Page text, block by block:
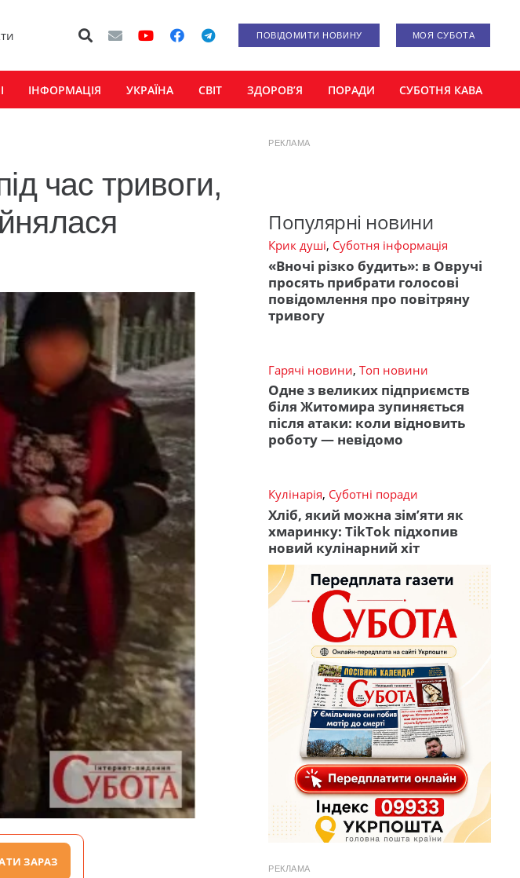
ПОВІДОМИТИ НОВИНУ МОЯ СУБОТА
ІНФОРМАЦІЯ УКРАЇНА СВІТ ЗДОРОВ’Я ПОРАДИ СУБОТНЯ КАВА
час тривоги,
ЗАРАЗ
РЕКЛАМА
Популярні новини
Крик душі, Суботня інформація
«Вночі різко будить»: в Овручі
просять прибрати голосові
повідомлення про повітряну
тривогу
Гарячі новини, Топ новини
Одне з великих підприємств
біля Житомира зупиняється
після атаки: коли відновить
роботу — невідомо
Кулінарія, Суботні поради
Хліб, який можна зім’яти як
хмаринку: TikTok підхопив
новий кулінарний хіт
РЕКЛАМА